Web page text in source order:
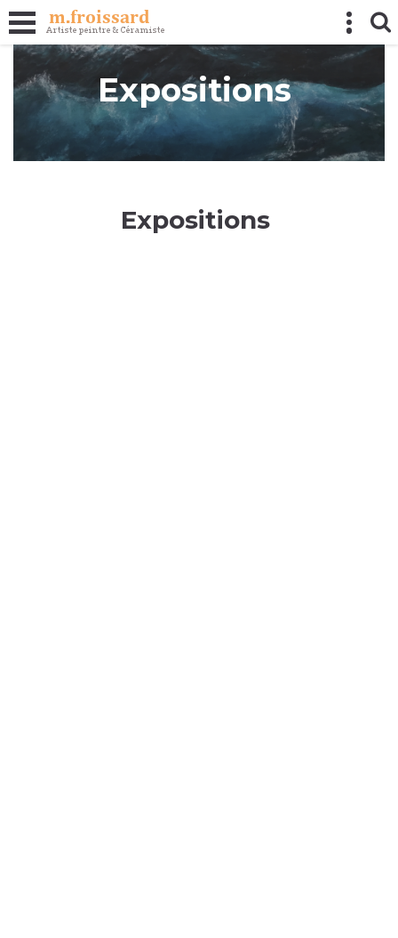
Panneau de gestion des cookies
Expositions
Expositions